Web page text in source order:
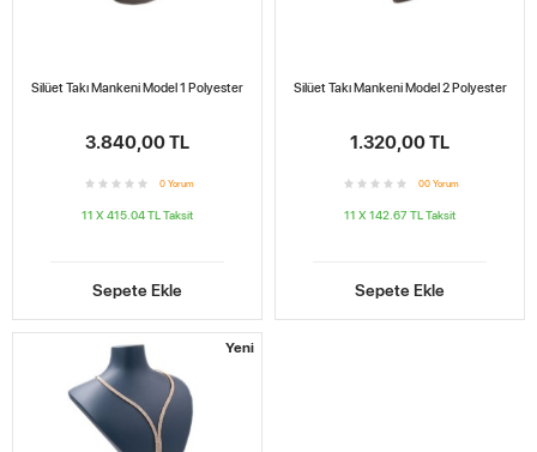
Silüet Takı Mankeni Model 1 Polyester
3.840,00 TL
0 Yorum
11 X 415.04 TL Taksit
Sepete Ekle
Silüet Takı Mankeni Model 2 Polyester
1.320,00 TL
00 Yorum
11 X 142.67 TL Taksit
Sepete Ekle
Yeni